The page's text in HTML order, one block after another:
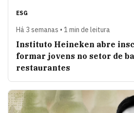
ESG
Há 3 semanas • 1 min de leitura
Instituto Heineken abre
formar jovens no setor de
restaurantes